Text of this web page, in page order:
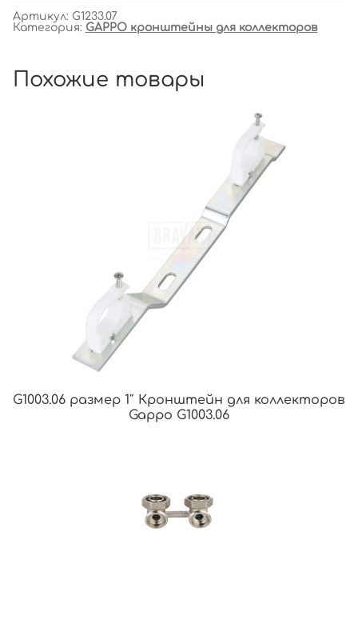
Артикул: G1233.07
Категория: GAPPO кронштейны для коллекторов
Похожие товары
G1003.06 размер 1″ Кронштейн для коллекторов
Gappo G1003.06